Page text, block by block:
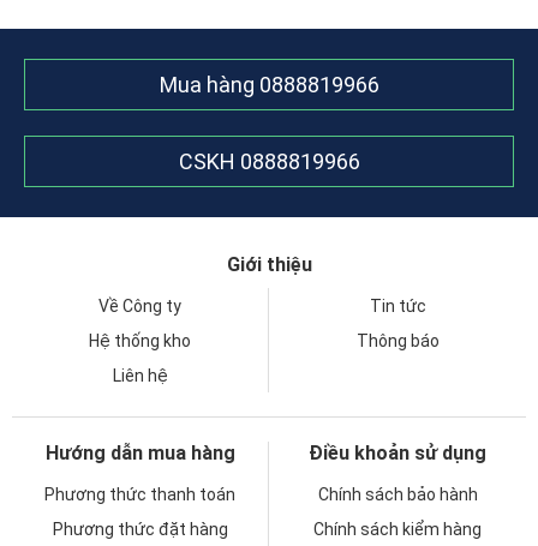
Mua hàng 0888819966
CSKH 0888819966
Giới thiệu
Về Công ty
Tin tức
Hệ thống kho
Thông báo
Liên hệ
Hướng dẫn mua hàng
Phương thức thanh toán
Phương thức đặt hàng
Điều khoản sử dụng
Chính sách bảo hành
Chính sách kiểm hàng